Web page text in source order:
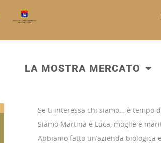
LA MOSTRA MERCATO
Se ti interessa chi siamo… è tempo
Siamo Martina e Luca, moglie e
Abbiamo fatto un’azienda